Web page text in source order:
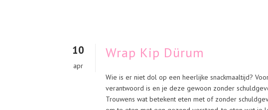
10
apr
Wrap Kip Dürum
Wie is er niet dol op een heerlijke snackmaaltijd?
verantwoord is en je deze gewoon zonder
Trouwens wat betekent eten met of zonder